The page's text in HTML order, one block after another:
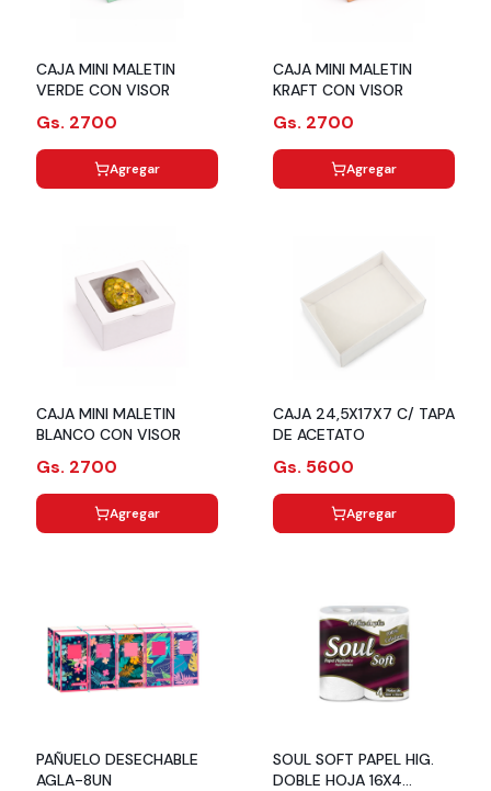
CAJA MINI MALETIN
VERDE CON VISOR
Gs. 2700
Agregar
CAJA MINI MALETIN
KRAFT CON VISOR
Gs. 2700
Agregar
CAJA MINI MALETIN
BLANCO CON VISOR
Gs. 2700
Agregar
CAJA 24,5X17X7 C/ TAPA
DE ACETATO
Gs. 5600
Agregar
PAÑUELO DESECHABLE
AGLA-8UN
SOUL SOFT PAPEL HIG.
DOBLE HOJA 16X4